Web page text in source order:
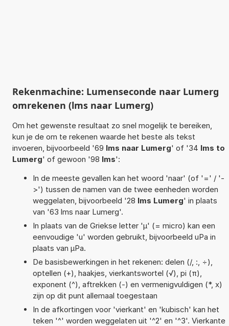
Rekenmachine: Lumenseconde naar Lumerg
omrekenen (lms naar Lumerg)
Om het gewenste resultaat zo snel mogelijk te bereiken,
kun je de om te rekenen waarde het beste als tekst
invoeren, bijvoorbeeld '69 lms naar Lumerg' of '34 lms to
Lumerg' of gewoon '98 lms':
In de meeste gevallen kan het woord 'naar' (of '=' / '-
>') tussen de namen van de twee eenheden worden
weggelaten, bijvoorbeeld '28 lms Lumerg' in plaats
van '63 lms naar Lumerg'.
In plaats van de Griekse letter 'µ' (= micro) kan een
eenvoudige 'u' worden gebruikt, bijvoorbeeld uPa in
plaats van µPa.
De basisbewerkingen in het rekenen: delen (/, :, ÷),
optellen (+), haakjes, vierkantswortel (√), pi (π),
exponent (^), aftrekken (-) en vermenigvuldigen (*, x)
zijn op dit punt allemaal toegestaan
In de afkortingen voor 'vierkant' en 'kubisch' kan het
teken '^' worden weggelaten uit '^2' en '^3'. Vierkante